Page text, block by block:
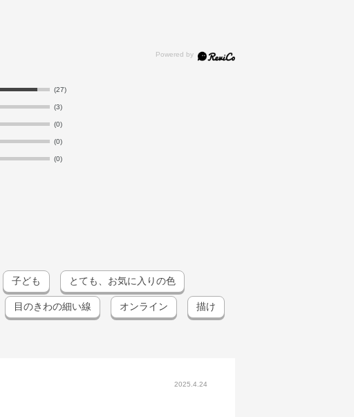
(27)
(3)
(0)
(0)
(0)
子ども とても、お気に入りの色
目のきわの細い線 オンライン 描け
2025.4.24